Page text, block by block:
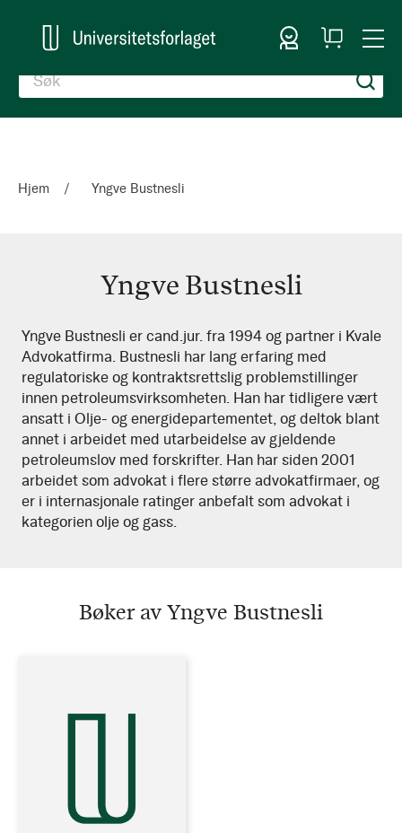
Logg inn
Handlekurv
Hjem Yngve Bustnesli
Yngve Bustnesli
Yngve
Bustnesli
Yngve Bustnesli er cand.jur. fra 1994 og partner i Kvale
Advokatfirma. Bustnesli har lang erfaring med
regulatoriske og kontraktsrettslig problemstillinger
innen petroleumsvirksomheten. Han har tidligere vært
ansatt i Olje- og energidepartementet, og deltok blant
annet i arbeidet med utarbeidelse av gjeldende
petroleumslov med forskrifter. Han har siden 2001
arbeidet som advokat i flere større advokatfirmaer, og
er i internasjonale ratinger anbefalt som advokat i
kategorien olje og gass.
Bøker av Yngve Bustnesli